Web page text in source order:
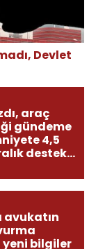
Devlet
araç
gündeme
4,5
destek
avukatın
yeni bilgiler